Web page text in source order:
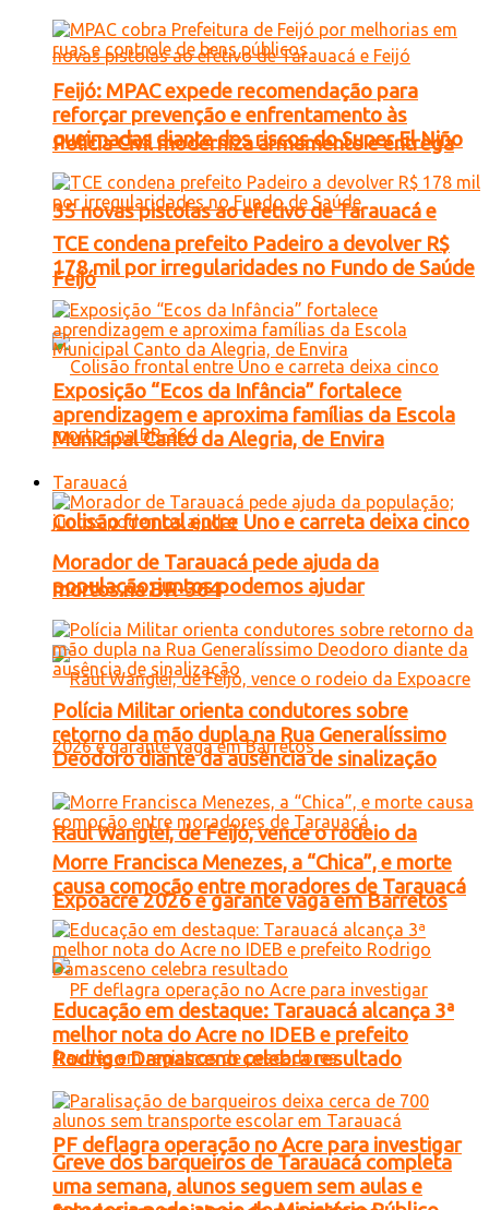
Polícia Civil moderniza armamento e entrega
35 novas pistolas ao efetivo de Tarauacá e
Feijó
Colisão frontal entre Uno e carreta deixa cinco
mortos na BR-364
Raul Wanglei, de Feijó, vence o rodeio da
Expoacre 2026 e garante vaga em Barretos
PF deflagra operação no Acre para investigar
Feijó: MPAC expede recomendação para
reforçar prevenção e enfrentamento às
queimadas diante dos riscos do Super El Niño
TCE condena prefeito Padeiro a devolver R$
178 mil por irregularidades no Fundo de Saúde
Exposição “Ecos da Infância” fortalece
aprendizagem e aproxima famílias da Escola
Municipal Canto da Alegria, de Envira
Tarauacá
Morador de Tarauacá pede ajuda da
população; juntos podemos ajudar
Polícia Militar orienta condutores sobre
retorno da mão dupla na Rua Generalíssimo
Deodoro diante da ausência de sinalização
Morre Francisca Menezes, a “Chica”, e morte
causa comoção entre moradores de Tarauacá
Educação em destaque: Tarauacá alcança 3ª
melhor nota do Acre no IDEB e prefeito
Rodrigo Damasceno celebra resultado
Greve dos barqueiros de Tarauacá completa
uma semana, alunos seguem sem aulas e